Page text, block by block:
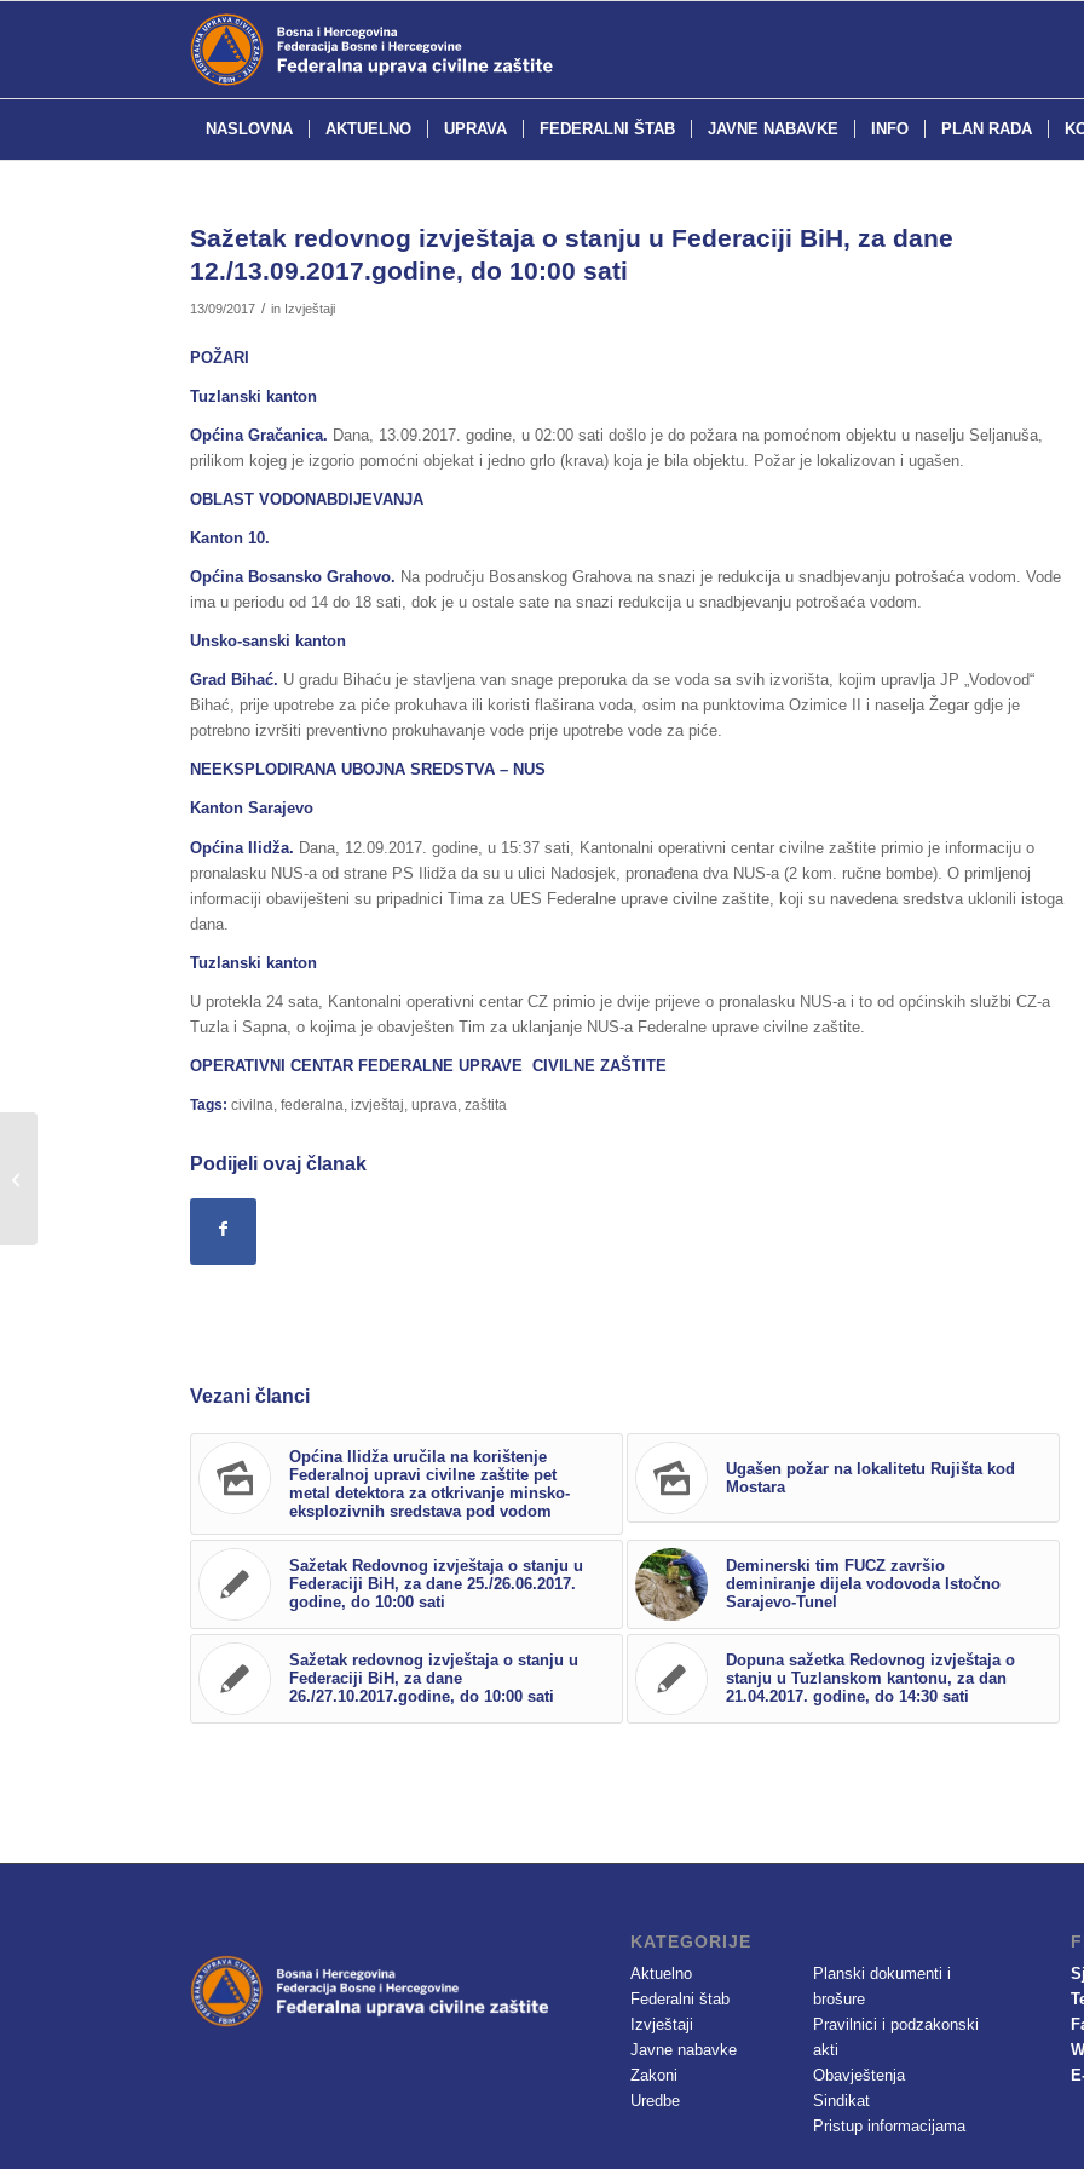
NASLOVNA AKTUELNO UPRAVA FEDERALNI ŠTAB JAVNE NABAVKE INFO PLAN RADA
Sažetak redovnog izvještaja o stanju u Federaciji BiH, za dane
12./13.09.2017.godine, do 10:00 sati
13/09/2017 / in Izvještaji
POŽARI
Tuzlanski kanton
Općina Gračanica. Dana, 13.09.2017. godine, u 02:00 sati došlo je do požara na pomoćnom objektu u naselju Seljanuša,
prilikom kojeg je izgorio pomoćni objekat i jedno grlo (krava) koja je bila objektu. Požar je lokalizovan i ugašen.
OBLAST VODONABDIJEVANJA
Kanton 10.
Općina Bosansko Grahovo. Na području Bosanskog Grahova na snazi je redukcija u snadbjevanju potrošaća vodom. Vode
ima u periodu od 14 do 18 sati, dok je u ostale sate na snazi redukcija u snadbjevanju potrošaća vodom.
Unsko-sanski kanton
Grad Bihać. U gradu Bihaću je stavljena van snage preporuka da se voda sa svih izvorišta, kojim upravlja JP „Vodovod“
Bihać, prije upotrebe za piće prokuhava ili koristi flaširana voda, osim na punktovima Ozimice II i naselja Žegar gdje je
potrebno izvršiti preventivno prokuhavanje vode prije upotrebe vode za piće.
NEEKSPLODIRANA UBOJNA SREDSTVA – NUS
Kanton Sarajevo
Općina Ilidža. Dana, 12.09.2017. godine, u 15:37 sati, Kantonalni operativni centar civilne zaštite primio je informaciju o
pronalasku NUS-a od strane PS Ilidža da su u ulici Nadosjek, pronađena dva NUS-a (2 kom. ručne bombe). O primljenoj
informaciji obaviješteni su pripadnici Tima za UES Federalne uprave civilne zaštite, koji su navedena sredstva uklonili istoga
dana.
Tuzlanski kanton
U protekla 24 sata, Kantonalni operativni centar CZ primio je dvije prijeve o pronalasku NUS-a i to od općinskih službi CZ-a
Tuzla i Sapna, o kojima je obavješten Tim za uklanjanje NUS-a Federalne uprave civilne zaštite.
OPERATIVNI CENTAR FEDERALNE UPRAVE CIVILNE ZAŠTITE
Tags: civilna federalna izvještaj uprava zaštita
Podijeli ovaj članak
Vezani članci
Općina Ilidža uručila na korištenje
Federalnoj upravi civilne zaštite pet
metal detektora za otkrivanje minsko-
eksplozivnih sredstava pod vodom
Ugašen požar na lokalitetu Rujišta kod
Mostara
Sažetak Redovnog izvještaja o stanju u
Federaciji BiH, za dane 25./26.06.2017.
godine, do 10:00 sati
Deminerski tim FUCZ završio
deminiranje dijela vodovoda Istočno
Sarajevo-Tunel
Sažetak redovnog izvještaja o stanju u
Federaciji BiH, za dane
26./27.10.2017.godine, do 10:00 sati
Dopuna sažetka Redovnog izvještaja o
stanju u Tuzlanskom kantonu, za dan
21.04.2017. godine, do 14:30 sati
KATEGORIJE
Aktuelno
Federalni štab
Izvještaji
Javne nabavke
Zakoni
Uredbe
Planski dokumenti i
brošure
Pravilnici i podzakonski
akti
Obavještenja
Sindikat
Pristup informacijama
Sažetak redovnog izvještaja o stanju
11./12.09.2017.godine,...